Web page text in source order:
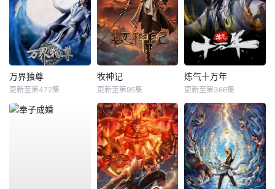
万界独尊
更新至第472集
牧神记
更新至第95集
炼气十万年
更新至第366集